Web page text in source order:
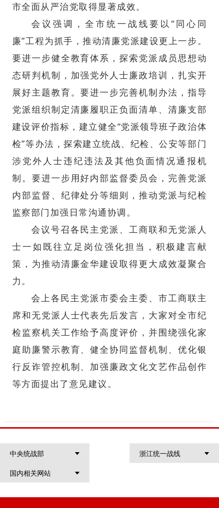
市全面从严治党取得显著成效。
会议强调，全市统一战线要以“同心同
廉”工程为抓手，推动清廉党派建设更上一步。
要进一步健全教育体系，探索党派成员思想动
态研判机制，加强党外人士廉政培训，扎实开
展好主题教育。要进一步完善机制办法，指导
党派组织制定清廉履职正负面清单、清廉支部
建设评价指标，建立健全“党派领导班子政治体
检”等办法，探索建立统战、纪检、公安等部门
涉党外人士违纪违法及其他负面情况通报机
制。要进一步用好内部监督委员会，完善党派
内部监督、纪律处分等细则，推动党派与纪检
监察部门加强日常沟通协调。
会议号召各民主党派、工商联和无党派人
士一如既往立足岗位强化担当，积极建言献
策，为推动清廉金华建设取得更大成效凝聚合
力。
会上各民主党派市委会主委、市工商联主
席和无党派人士代表先后发言，大家对全市纪
检监察机关工作给予高度评价，并围绕强化家
庭助廉警示教育、健全协同监督机制、优化银
行反诈管控机制、加强廉政文化文艺作品创作
等方面提出了意见建议。
中央统战部
浙江统一战线
国内相关网站